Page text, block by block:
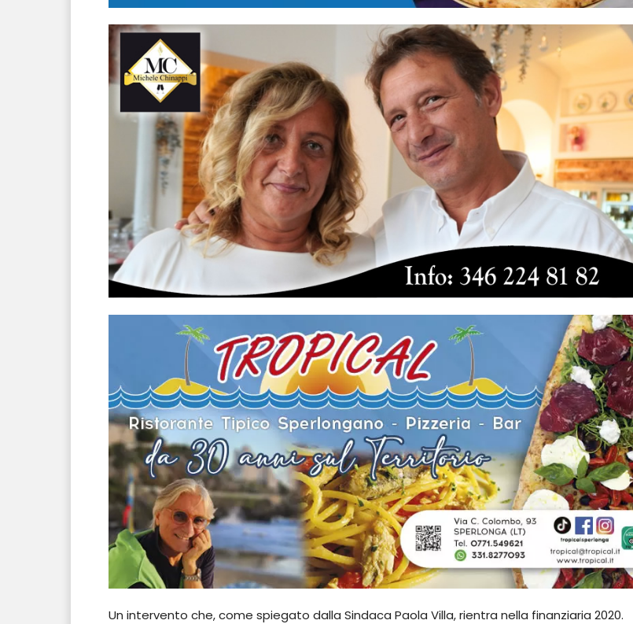
Un intervento che, come spiegato dalla Sindaca Paola Villa, rientra nella finanziaria 2020.